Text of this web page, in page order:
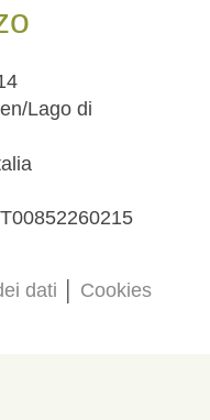
Lago di
dati Cookies